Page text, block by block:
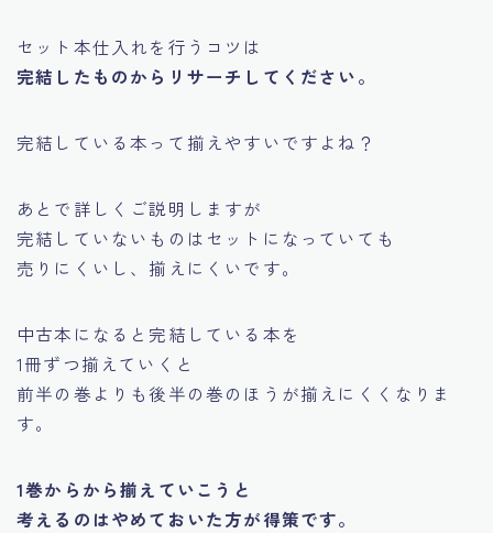
セット本仕入れを行うコツは
完結したものからリサーチしてください。
完結している本って揃えやすいですよね？
あとで詳しくご説明しますが
完結していないものはセットになっていても
売りにくいし、揃えにくいです。
中古本になると完結している本を
1冊ずつ揃えていくと
前半の巻よりも後半の巻のほうが揃えにくくなりま
す。
1巻からから揃えていこうと
考えるのはやめておいた方が得策です。